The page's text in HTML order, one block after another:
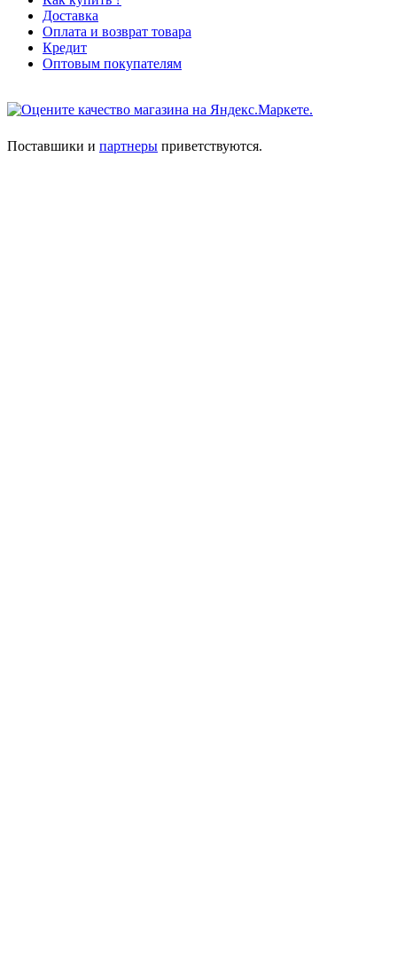
Доставка
Оплата и возврат товара
Кредит
Оптовым покупателям
Поставшики и партнеры приветствуются.